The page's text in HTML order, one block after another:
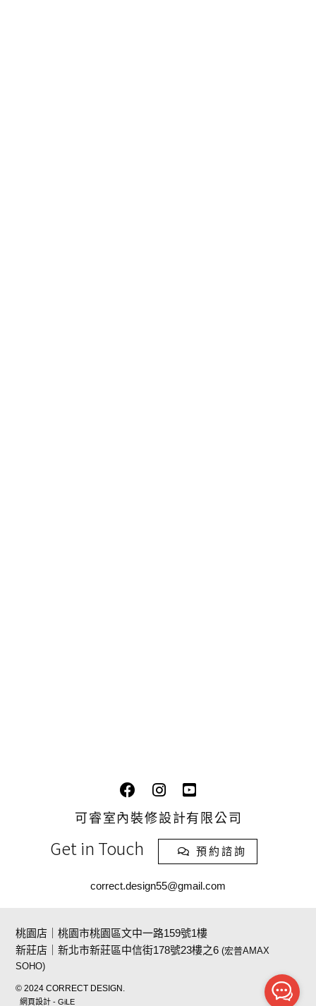
可睿室內裝修設計有限公司
Get in Touch 預約諮詢
correct.design55@gmail.com
桃園店｜桃園市桃園區文中一路159號1樓
新莊店｜新北市新莊區中信街178號23樓之6(宏普AMAX
SOHO)
© 2024 CORRECT DESIGN.
網頁設計 - GiLE